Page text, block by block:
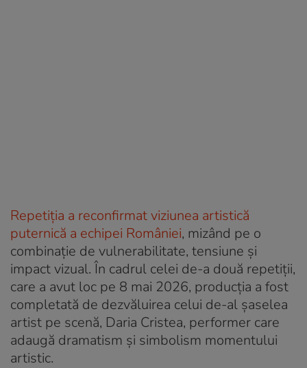
Repetiția a reconfirmat viziunea artistică
puternică a echipei României, mizând pe o
combinație de vulnerabilitate, tensiune și
impact vizual. În cadrul celei de-a două repetiții,
care a avut loc pe 8 mai 2026, producția a fost
completată de dezvăluirea celui de-al șaselea
artist pe scenă, Daria Cristea, performer care
adaugă dramatism și simbolism momentului
artistic.